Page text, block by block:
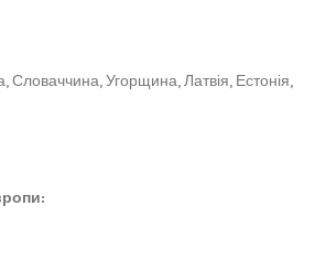
Словаччина, Угорщина, Латвія, Естонія,